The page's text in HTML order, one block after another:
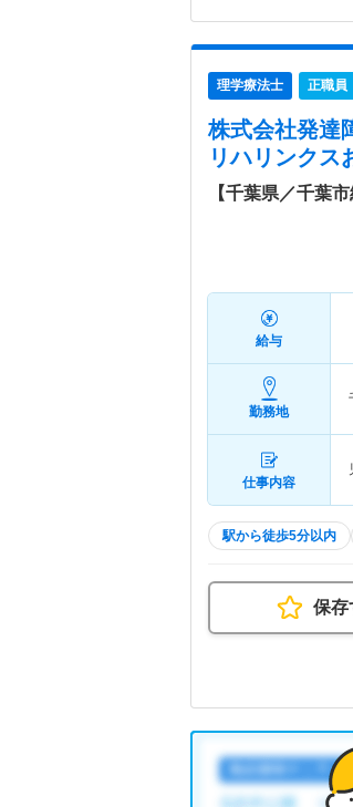
理学療法士 正職員
株式会社発達
リハリンクス
【千葉県／千葉
給与
勤務地
仕事内容
駅から徒歩5分以内
保存